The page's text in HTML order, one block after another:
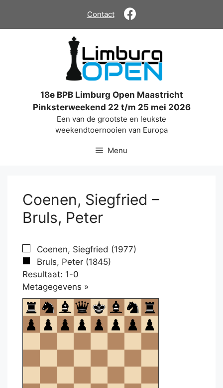
de
Contact
18e BPB Limburg Open Maastricht
Pinksterweekend 22 t/m 25 mei 2026
Een van de grootste en leukste
weekendtoernooien van Europa
Menu
Coenen, Siegfried –
Bruls, Peter
Coenen, Siegfried (1977)
Bruls, Peter (1845)
Resultaat: 1-0
Metagegevens »
om
te
openen.